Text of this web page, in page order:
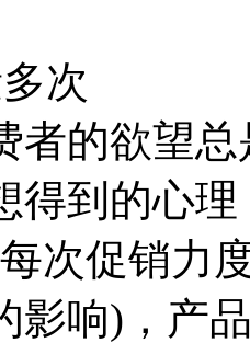
次
的欲望总
得到的心
次促销力
影响)，产